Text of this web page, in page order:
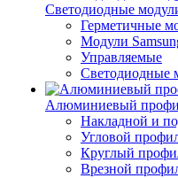
Светодиодные
Герметичные
Модули
Управляемые
Светодиодные
Алюминиевый
Накладной и
Угловой
Круглый
Врезной